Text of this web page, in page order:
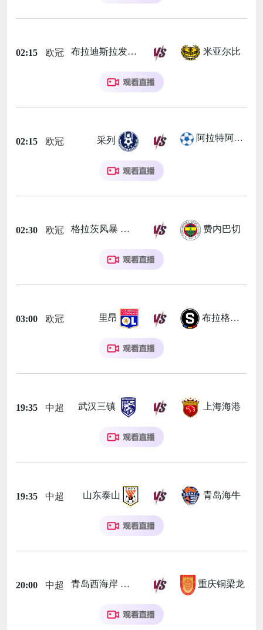
02:15 欧冠 布拉迪斯拉发 米亚尔比
02:15 欧冠 采列 阿拉特阿美尼亚
02:30 欧冠 格拉茨风暴 费内巴切
03:00 欧冠 里昂 布拉格斯巴达
19:35 中超 武汉三镇 上海海港
19:35 中超 山东泰山 青岛海牛
20:00 中超 青岛西海岸 重庆铜梁龙